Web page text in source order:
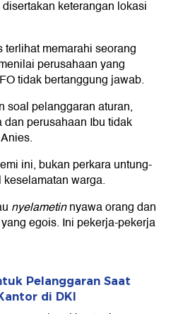
keterangan lokasi
memarahi seorang
perusahaan yang
tidak bertanggung jawab.
soal pelanggaran aturan,
perusahaan Ibu tidak
ini, bukan perkara untung-
warga.
nyelametinnyawa orang dan
egois. Ini pekerja-pekerja
Pelanggaran Saat
di DKI